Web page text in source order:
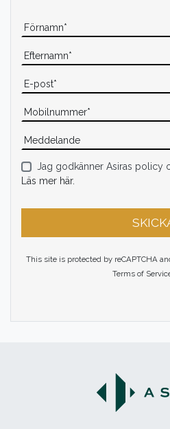
Jag godkänner Asiras policy
Läs mer här.
This site is protected by reCAPTCHA
Terms of